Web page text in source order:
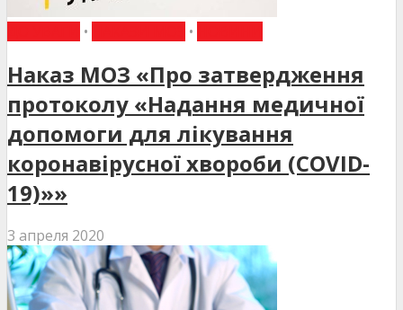
• •
Наказ МОЗ «Про затвердження
протоколу «Надання медичної
допомоги для лікування
коронавірусної хвороби (COVID-
19)»»
3 апреля 2020